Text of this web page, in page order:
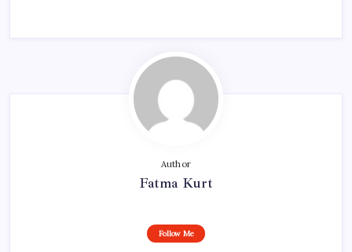
Author
Fatma Kurt
Follow Me